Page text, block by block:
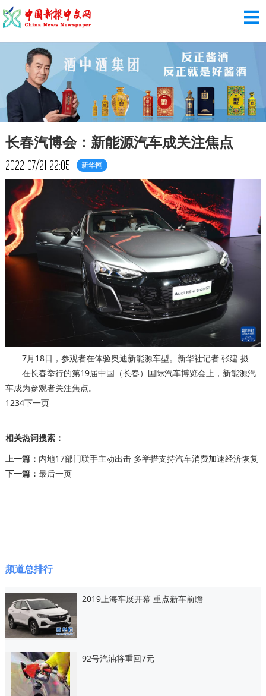
长春汽博会：新能源汽车成关注焦点
2022 07/21 22:05 新华网
7月18日，参观者在体验奥迪新能源车型。新华社记者 张建 摄
在长春举行的第19届中国（长春）国际汽车博览会上，新能源汽
车成为参观者关注焦点。
1234下一页
相关热词搜索：
上一篇： 内地17部门联手主动出击 多举措支持汽车消费加速经济恢复
下一篇： 最后一页
频道总排行
2019上海车展开幕 重点新车前瞻
92号汽油将重回7元